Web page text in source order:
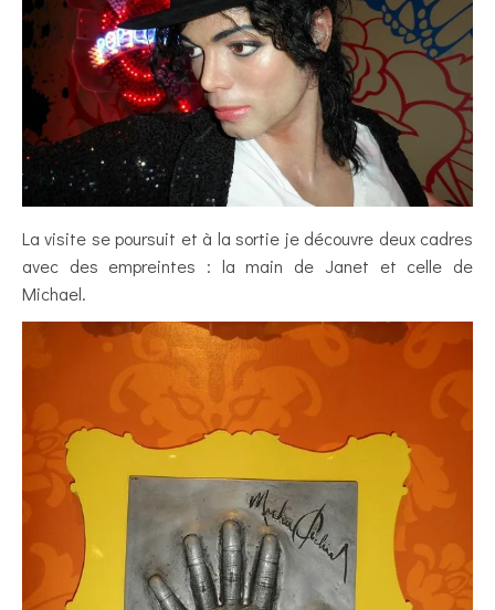
La visite se poursuit et à la sortie je découvre deux cadres
avec des empreintes : la main de Janet et celle de
Michael.